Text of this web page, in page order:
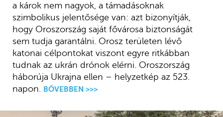
a károk nem nagyok, a támadásoknak
szimbolikus jelentősége van: azt bizonyítják,
hogy Oroszország saját fővárosa biztonságát
sem tudja garantálni. Orosz területen lévő
katonai célpontokat viszont egyre ritkábban
tudnak az ukrán drónok elérni. Oroszország
háborúja Ukrajna ellen – helyzetkép az 523.
napon. BŐVEBBEN >>>